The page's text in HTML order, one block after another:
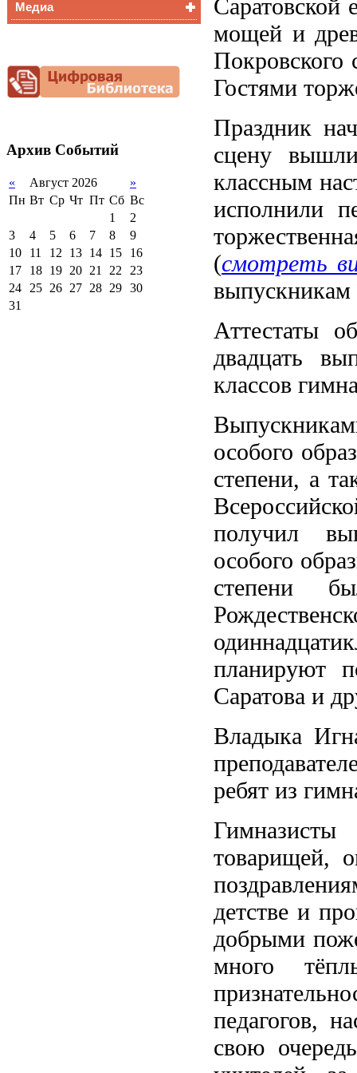
Снижение
документационной
нагрузки
Медиа
Архив Событий
« Август 2026
»
Пн Вт Ср Чт Пт Сб Вс
1
2
3
4 5 6 7 8
9
10
11 12 13 14 15
16
17
18 19 20 21 22 23
24 25 26 27 28 29 30
31
Саратовской
мощей и
Покровского
Гостями
Праздник
сцену
классным
исполнили
(смотреть
выпускникам
Аттестаты
двадцать
классов
особого
степени, а
получил
особого
степени
планируют
Саратова и
Владыка
ребят из
Гимназисты
товарищей,
детстве и
добрыми
много
педагогов,
свою